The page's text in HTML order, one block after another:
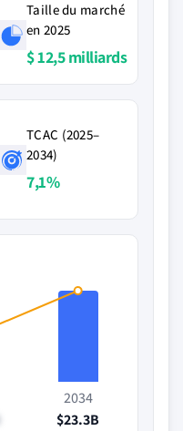
Taille du marché
en 2025
$ 12,5 milliards
TCAC (2025–
2034)
7,1%
2034
$23.3B